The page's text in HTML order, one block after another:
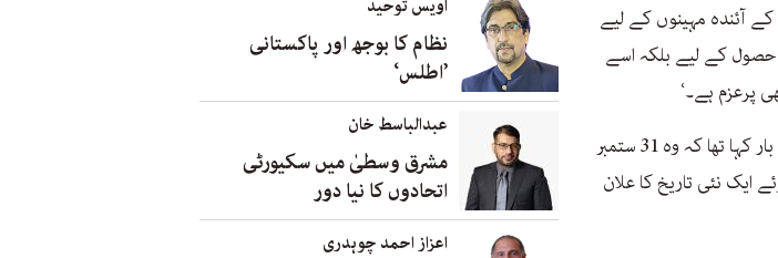
آئندہ مہینوں کے لیے
کے لیے بلکہ اسے
پرعزم ہے۔‘
اس سے قبل ٹیکس گوشوارے جمع کرنے کے حوالے سے ایف بی آر متعدد بار کہا تھا کہ وہ 31 ستمبر
ایک نئی تاریخ کا علان
اویس توحید
نظام کا بوجھ اور پاکستانی
’اطلس‘
عبدالباسط خان
مشرق وسطیٰ میں سکیورٹی
اتحادوں کا نیا دور
اعزاز احمد چوہدری